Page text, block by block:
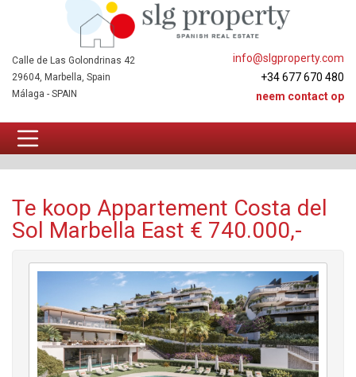
info@slgproperty.com
+34 677 670 480
neem contact op
Calle de Las Golondrinas 42
29604, Marbella, Spain
Málaga - SPAIN
Te koop Appartement Costa del
Sol Marbella East € 740.000,-